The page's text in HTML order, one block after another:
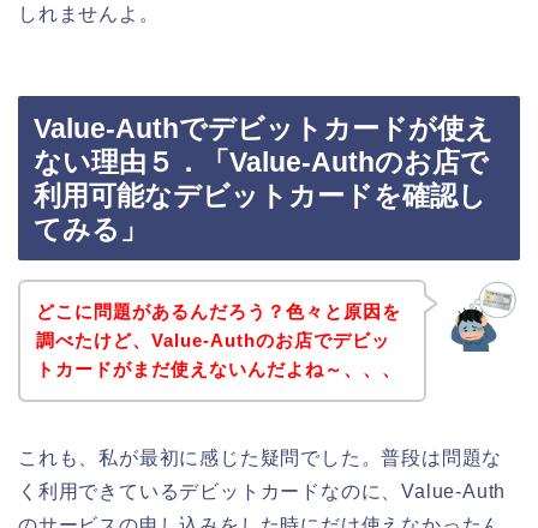
しれませんよ。
Value-Authでデビットカードが使え
ない理由５．「Value-Authのお店で
利用可能なデビットカードを確認し
てみる」
どこに問題があるんだろう？色々と原因を
調べたけど、Value-Authのお店でデビッ
トカードがまだ使えないんだよね～、、、
これも、私が最初に感じた疑問でした。普段は問題な
く利用できているデビットカードなのに、Value-Auth